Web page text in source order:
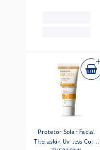
Protetor Solar Facial
Theraskin Uv-less Cor 1